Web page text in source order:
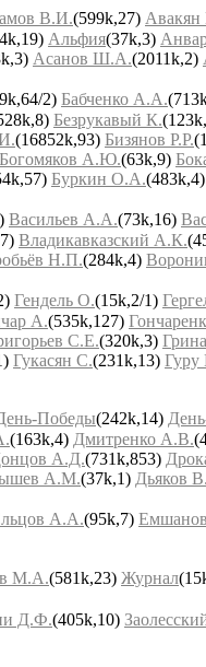
В.И.(599k,27) Авакян
Альфия(37k,3)
Асанов Ш.А.(2011k,2)
2) Бабченко А.А.
Безрукавый К.
(16852k,93) Бизянов Р.Р.
Богомяков А.Ю.(63k,9)
Буркин О.А.(483k,4)
Васильев А.А.(73k,16)
Владикавказский А.К.
Н.П.(284k,4)
Гендель О.(15k,2/1)
А.(535k,127)
С.Е.(320k,3)
Гукасян С.(231k,13)
Победы(242k,14)
(163k,4) Дмитренко А.В.
А.Д.(731k,853)
А.М.(37k,1) Дьяков
А.А.(95k,7)
М.А.(581k,23) Журнал
Д.Ф.(405k,10)